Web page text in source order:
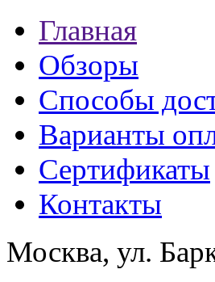
Главная
Обзоры
Способы
Варианты
Сертификаты
Контакты
Москва, ул.